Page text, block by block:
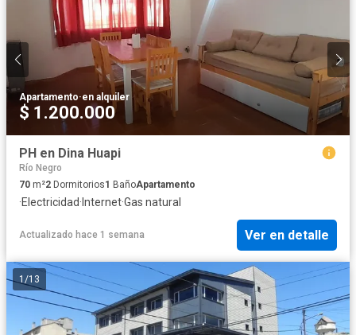
Apartamento·en alquiler
$ 1.200.000
PH en Dina Huapi
Río Negro
70 m²2 Dormitorios1 BañoApartamento
·Electricidad· Internet·Gas natural
Actualizado hace 1 semana Ver en detalle
1 /13